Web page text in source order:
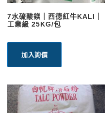
7水硫酸鎂｜西德紅牛KALI｜
工業級 25KG/包
加入詢價